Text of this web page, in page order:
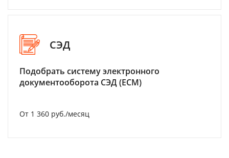
СЭД
Подобрать систему электронного
документооборота СЭД (ECM)
От 1 360 руб./месяц